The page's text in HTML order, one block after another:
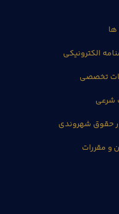
ها
الکترونیکی
تخصصی
شرعی
حقوق شهروندی
و مقررات